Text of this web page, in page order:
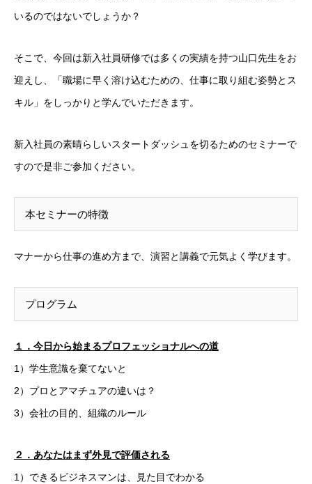
いるのではないでしょうか？
そこで、今回は新入社員研修では多くの実績を持つ山口先生をお
迎えし、「職場に早く溶け込むための、仕事に取り組む姿勢とス
キル」をしっかりと学んでいただきます。
新入社員の素晴らしいスタートダッシュを切るためのセミナーで
すので是非ご参加ください。
本セミナーの特徴
マナーから仕事の進め方まで、演習と講義で元気よく学びます。
プログラム
１．今日から始まるプロフェッショナルへの道
1）学生意識を棄てないと
2）プロとアマチュアの違いは？
3）会社の目的、組織のルール
２．あなたはまず外見で評価される
1）できるビジネスマンは、見た目でわかる